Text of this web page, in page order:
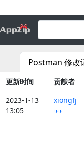
Postman 修改
更新时间 贡献者
2023-1-13
13:05
xiongfj
◑◑